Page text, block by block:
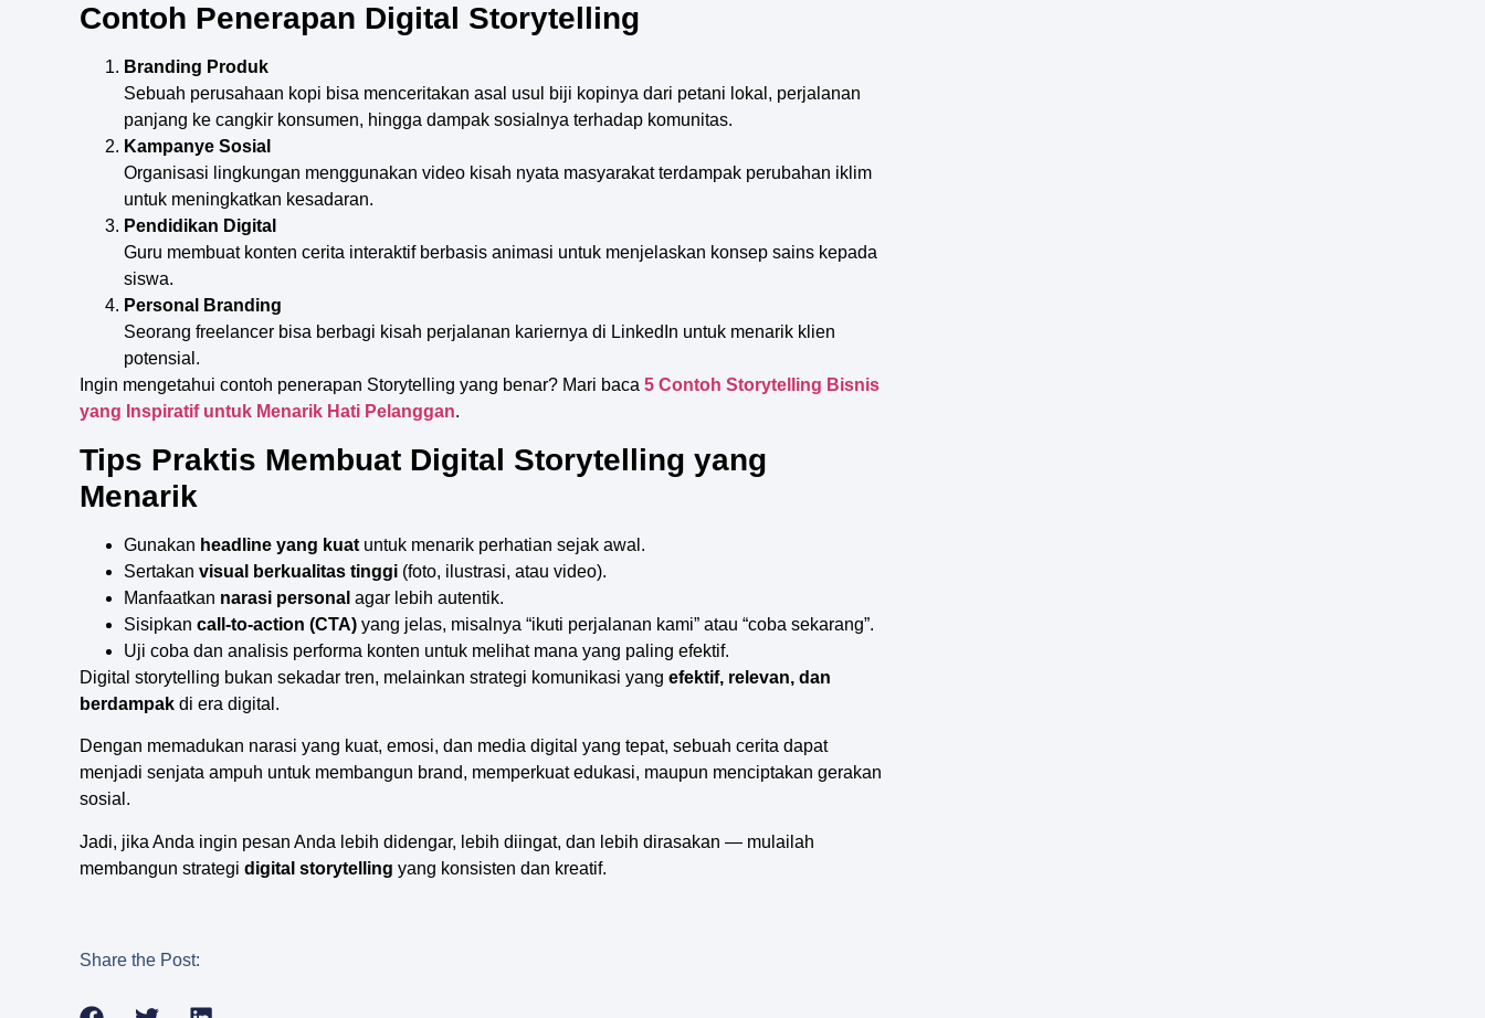
Contoh Penerapan Digital Storytelling
Branding Produk
Sebuah perusahaan kopi bisa menceritakan asal usul biji kopinya dari petani lokal, perjalanan
panjang ke cangkir konsumen, hingga dampak sosialnya terhadap komunitas.
Kampanye Sosial
Organisasi lingkungan menggunakan video kisah nyata masyarakat terdampak perubahan iklim
untuk meningkatkan kesadaran.
Pendidikan Digital
Guru membuat konten cerita interaktif berbasis animasi untuk menjelaskan konsep sains kepada
siswa.
Personal Branding
Seorang freelancer bisa berbagi kisah perjalanan kariernya di LinkedIn untuk menarik klien
potensial.
Ingin mengetahui contoh penerapan Storytelling yang benar? Mari baca 5 Contoh Storytelling Bisnis
yang Inspiratif untuk Menarik Hati Pelanggan.
Tips Praktis Membuat Digital Storytelling yang
Menarik
Gunakan headline yang kuat untuk menarik perhatian sejak awal.
Sertakan visual berkualitas tinggi (foto, ilustrasi, atau video).
Manfaatkan narasi personal agar lebih autentik.
Sisipkan call-to-action (CTA) yang jelas, misalnya “ikuti perjalanan kami” atau “coba sekarang”.
Uji coba dan analisis performa konten untuk melihat mana yang paling efektif.
Digital storytelling bukan sekadar tren, melainkan strategi komunikasi yang efektif, relevan, dan
berdampak di era digital.
Dengan memadukan narasi yang kuat, emosi, dan media digital yang tepat, sebuah cerita dapat
menjadi senjata ampuh untuk membangun brand, memperkuat edukasi, maupun menciptakan gerakan
sosial.
Jadi, jika Anda ingin pesan Anda lebih didengar, lebih diingat, dan lebih dirasakan — mulailah
membangun strategi digital storytelling yang konsisten dan kreatif.
Share the Post: